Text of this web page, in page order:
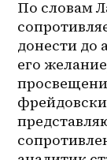
По словам
донести до
его